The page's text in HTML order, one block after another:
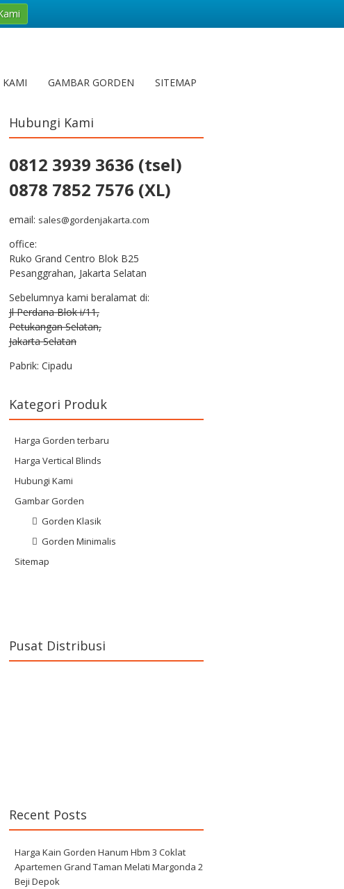
KAMI GAMBAR GORDEN SITEMAP
Hubungi Kami
0812 3939 3636 (tsel)
0878 7852 7576 (XL)
email: sales@gordenjakarta.com
office:
Ruko Grand Centro Blok B25
Pesanggrahan, Jakarta Selatan
Sebelumnya kami beralamat di:
Jl Perdana Blok i/11,
Petukangan Selatan,
Jakarta Selatan
Pabrik: Cipadu
Kategori Produk
Harga Gorden terbaru
Harga Vertical Blinds
Hubungi Kami
Gambar Gorden
Gorden Klasik
Gorden Minimalis
Sitemap
Pusat Distribusi
Recent Posts
Harga Kain Gorden Hanum Hbm 3 Coklat
Apartemen Grand Taman Melati Margonda 2
Beji Depok